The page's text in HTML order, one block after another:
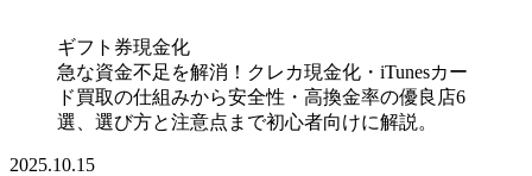
ギフト券現金化
急な資金不足を解消！クレカ現金化・iTunesカー
ド買取の仕組みから安全性・高換金率の優良店6
選、選び方と注意点まで初心者向けに解説。
2025.10.15